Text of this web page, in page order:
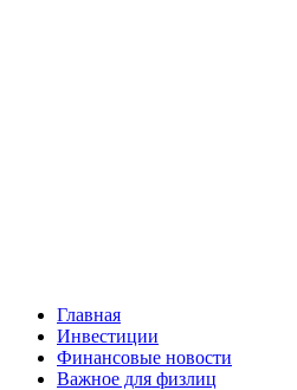
Главная
Инвестиции
Финансовые новости
Важное для физлиц